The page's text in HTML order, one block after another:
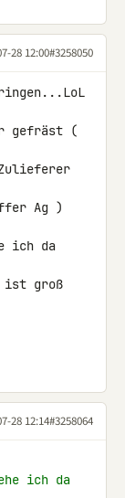
28 12:00#3258050
gefräst (
Ag )
ich da
ist groß
28 12:14#3258064
ich da